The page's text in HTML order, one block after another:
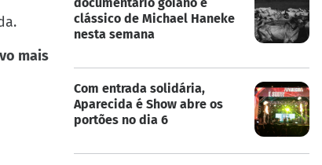
mais
clássico de Michael Haneke
nesta semana
Com entrada solidária,
Aparecida é Show abre os
portões no dia 6